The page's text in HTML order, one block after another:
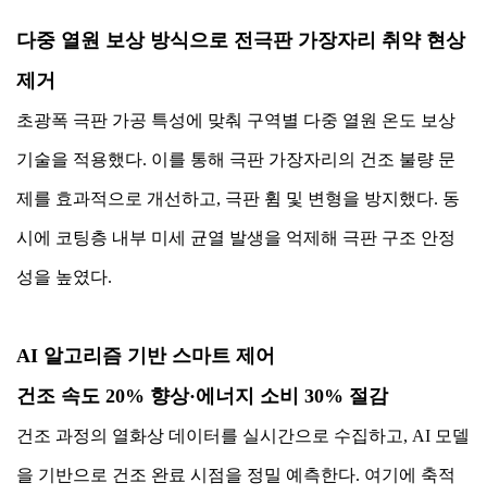
다중 열원 보상 방식으로 전극판 가장자리 취약 현상
제거
초광폭 극판 가공 특성에 맞춰 구역별 다중 열원 온도 보상
기술을 적용했다. 이를 통해 극판 가장자리의 건조 불량 문
제를 효과적으로 개선하고, 극판 휨 및 변형을 방지했다. 동
시에 코팅층 내부 미세 균열 발생을 억제해 극판 구조 안정
성을 높였다.
AI 알고리즘 기반 스마트 제어
건조 속도 20% 향상·에너지 소비 30% 절감
건조 과정의 열화상 데이터를 실시간으로 수집하고, AI 모델
을 기반으로 건조 완료 시점을 정밀 예측한다. 여기에 축적